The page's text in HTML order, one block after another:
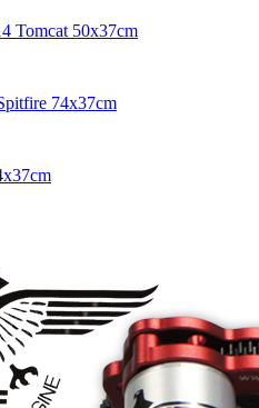
Tomcat 50x37cm
74x37cm